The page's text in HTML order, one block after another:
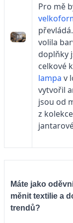
Pro mě
volila
doplňky
celkové
lampa v
vytvořil
jsou od
z
Máte jako
měnit textilie a
trendů?